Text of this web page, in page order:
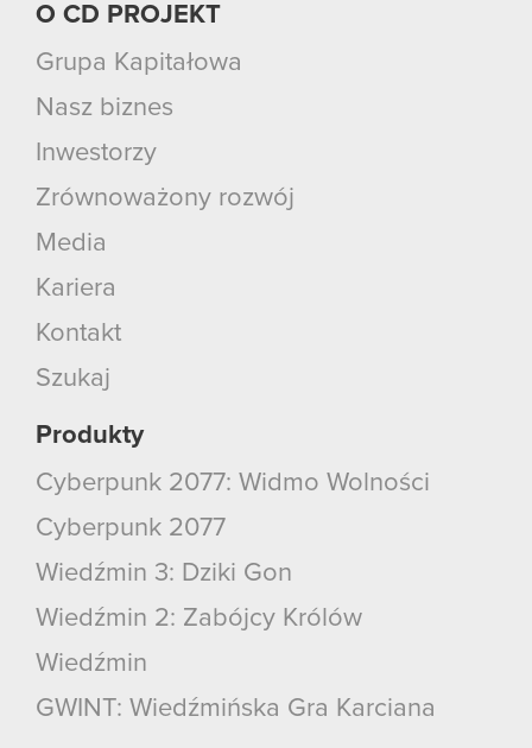
O CD PROJEKT
Grupa Kapitałowa
Nasz biznes
Inwestorzy
Zrównoważony rozwój
Media
Kariera
Kontakt
Szukaj
Produkty
Cyberpunk 2077: Widmo Wolności
Cyberpunk 2077
Wiedźmin 3: Dziki Gon
Wiedźmin 2: Zabójcy Królów
Wiedźmin
GWINT: Wiedźmińska Gra Karciana